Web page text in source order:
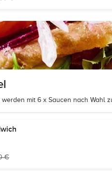
mit 6 x Saucen nach Wahl
€